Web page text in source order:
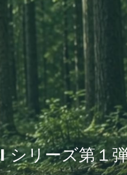
シリーズ第１